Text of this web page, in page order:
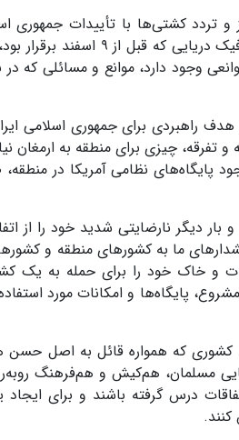
باز شدن تنگه هرمز و تردد کشتی‌ها با تأییدات
خواهیم بود؟» گفت: بله. به مدت ۳۰ روز این کار باید انجام شود تا به
راهبردی برای جمهوری اسلامی
و تفرقه، چیزی برای منطقه به ارمغان
نظامی آمریکا در منطقه،
دیگر نارضایتی شدید خود را از
علی‌رغم همه هشدارهای ما به کشورهای منطقه و
و خاک خود را برای حمله به یک
پایگاه‌ها و امکانات مورد
کشوری که همواره قائل به اصل حسن
مسلمان، هم‌کیش و هم‌فرهنگ
درس گرفته باشند و برای ایجاد